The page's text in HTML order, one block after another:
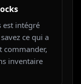
est intégré
ce qui a
commander,
inventaire